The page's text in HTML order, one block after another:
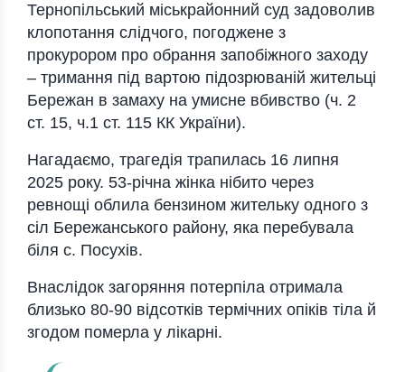
Тернопільський міськрайонний суд задоволив
клопотання слідчого, погоджене з
прокурором про обрання запобіжного заходу
– тримання під вартою підозрюваній жительці
Бережан в замаху на умисне вбивство (ч. 2
ст. 15, ч.1 ст. 115 КК України).
Нагадаємо, трагедія трапилась 16 липня
2025 року. 53-річна жінка нібито через
ревнощі облила бензином жительку одного з
сіл Бережанського району, яка перебувала
біля с. Посухів.
Внаслідок загоряння потерпіла отримала
близько 80-90 відсотків термічних опіків тіла й
згодом померла у лікарні.